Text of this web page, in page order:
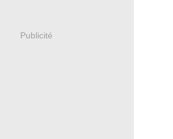
Publicité